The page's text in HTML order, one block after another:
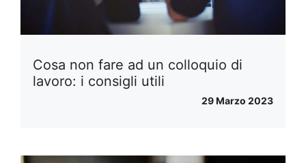
Cosa non fare ad un colloquio di
lavoro: i consigli utili
29 Marzo 2023